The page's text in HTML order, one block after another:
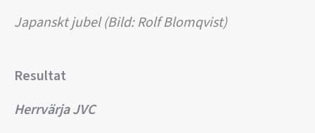
Japanskt jubel (Bild: Rolf Blomqvist)
Resultat
Herrvärja JVC